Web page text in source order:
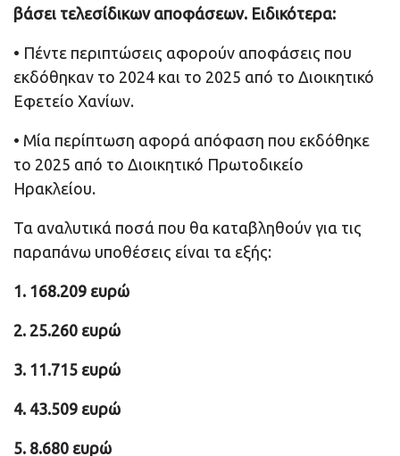
βάσει τελεσίδικων αποφάσεων. Ειδικότερα:
• Πέντε περιπτώσεις αφορούν αποφάσεις που
εκδόθηκαν το 2024 και το 2025 από το Διοικητικό
Εφετείο Χανίων.
• Μία περίπτωση αφορά απόφαση που εκδόθηκε
το 2025 από το Διοικητικό Πρωτοδικείο
Ηρακλείου.
Τα αναλυτικά ποσά που θα καταβληθούν για τις
παραπάνω υποθέσεις είναι τα εξής:
1. 168.209 ευρώ
2. 25.260 ευρώ
3. 11.715 ευρώ
4. 43.509 ευρώ
5. 8.680 ευρώ